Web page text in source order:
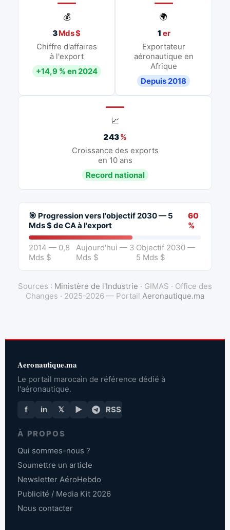
💰
3Mds $
Chiffre d'affaires
à l'export
+14,9 % en 2024
🌍
1 er
Exportateur
aéronautique en
Afrique
Depuis 2018
📈
243%
Croissance des exports
en 10 ans
Record national
🎯 Progression vers l'objectif 2030 — 5
Mds $ de CA à l'export
60
%
2014 — 0,8
Mds $
Aujourd'hui — 3
Mds $
Objectif 2030 —
5 Mds $
Sources : Ministère de l'Industrie · GIMAS · Office des
Changes · 2025-2026 — Portail Aeronautique.ma
Aeronautique.ma
Le portail marocain de référence dédié à
l'aéronautique.
f in 𝕏 ▶ RSS
À PROPOS
Qui sommes-nous ?
Soumettre un article
Newsletter AéroHebdo
Publicité / Media Kit 2026
Nous contacter